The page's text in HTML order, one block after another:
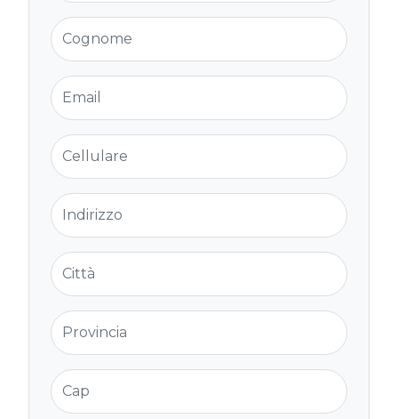
Cognome
Email
Cellulare
Indirizzo
Città
Provincia
Cap